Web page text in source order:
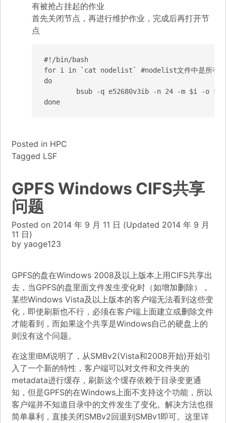
有被抢占挂起的作业
首先关闭节点，再进行维护作业，完成后再打开节
点
#!/bin/bash
for i in `cat nodelist` #nodelist文件中是所有需要
do
Posted in HPC
Tagged LSF
GPFS Windows CIFS共享
问题
Posted on 2014 年 9 月 11 日 (Updated 2014 年 9 月
11 日)
by yaoge123
GPFS的盘在Windows 2008及以上版本上用CIFS共享出
去，当GPFS的盘里面文件发生变化时（如增加删除），
某些Windows Vista及以上版本的客户端无法看到这些变
化，即使刷新也不行，必须在客户端上面建立或删除文件
才能看到，而如果这个共享是Windows自己的硬盘上的
则没有这个问题。
在这里IBM说明了，从SMBv2(Vista和2008开始)开始引
入了一个新的特性，客户端可以对文件和文件夹的
metadata进行缓存，刷新这个缓存依赖于目录变更通
知，但是GPFS的在Windows上面不支持这个功能，所以
客户端并不知道目录中的文件发生了变化。解决方法也很
简单暴利，直接关闭SMBv2回退到SMBv1即可。 这里详